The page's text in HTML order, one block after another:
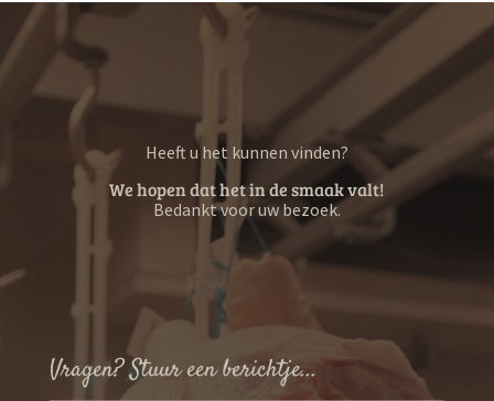
Heeft u het kunnen vinden?
We hopen dat het in de smaak valt!
Bedankt voor uw bezoek.
Vragen? Stuur een berichtje...